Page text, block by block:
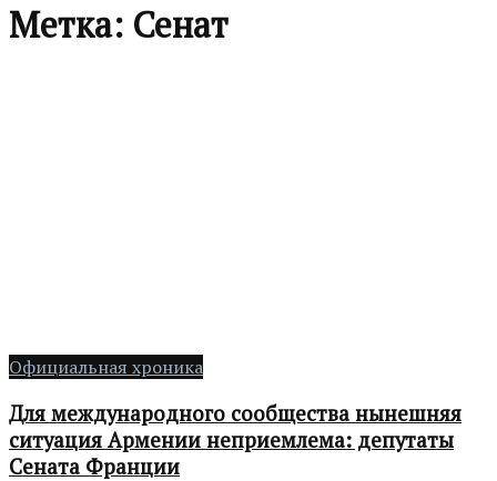
Метка: Сенат
Официальная хроника
Для международного сообщества нынешняя
ситуация Армении неприемлема: депутаты
Сената Франции